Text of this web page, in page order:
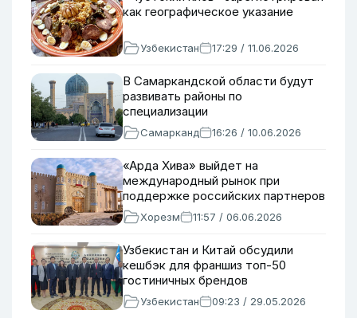
как географическое указание
Узбекистан 17:29 / 11.06.2026
В Самаркандской области будут
развивать районы по
специализации
Самарканд 16:26 / 10.06.2026
«Арда Хива» выйдет на
международный рынок при
поддержке российских партнеров
Хорезм 11:57 / 06.06.2026
Узбекистан и Китай обсудили
кешбэк для франшиз топ-50
гостиничных брендов
Узбекистан 09:23 / 29.05.2026